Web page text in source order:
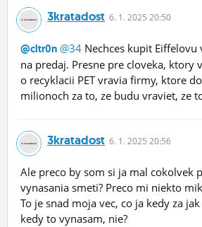
3kratadost 6. 1. 2025 20:50
@cltr0n @34 Nechces kupit Eiffelovu
na predaj. Presne pre cloveka, ktory
o recyklacii PET vravia firmy, ktore
milionoch za to, ze budu vraviet, ze
3kratadost 6. 1. 2025 20:56
Ale preco by som si ja mal cokolvek
vynasania smeti? Preco mi niekto
To je snad moja vec, co ja kedy za
kedy to vynasam, nie?